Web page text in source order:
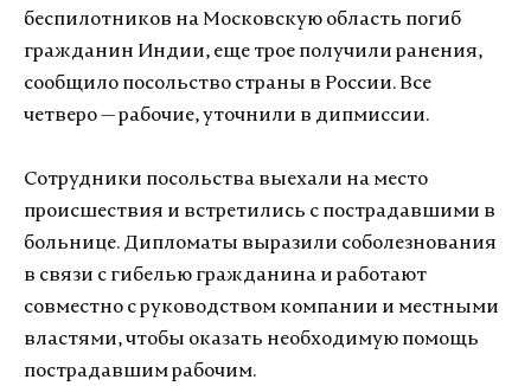
беспилотников на Московскую область погиб
гражданин Индии, еще трое получили ранения,
сообщило посольство страны в России. Все
четверо — рабочие, уточнили в дипмиссии.
Сотрудники посольства выехали на место
происшествия и встретились с пострадавшими в
больнице. Дипломаты выразили соболезнования
в связи с гибелью гражданина и работают
совместно с руководством компании и местными
властями, чтобы оказать необходимую помощь
пострадавшим рабочим.